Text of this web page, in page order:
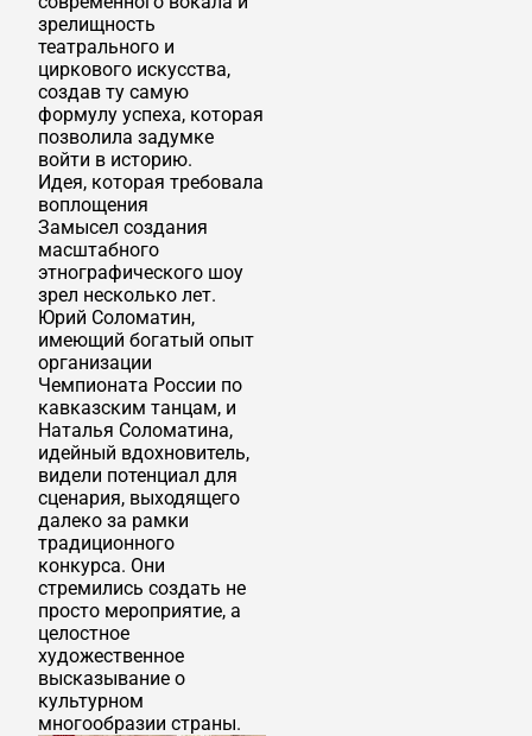
зрелищность
театрального и
циркового искусства,
создав ту самую
формулу успеха, которая
позволила задумке
войти в историю.
Идея, которая требовала
воплощения
Замысел создания
масштабного
этнографического шоу
зрел несколько лет.
Юрий Соломатин,
имеющий богатый опыт
организации
Чемпионата России по
кавказским танцам, и
Наталья Соломатина,
идейный вдохновитель,
видели потенциал для
сценария, выходящего
далеко за рамки
традиционного
конкурса. Они
стремились создать не
просто мероприятие, а
целостное
художественное
высказывание о
культурном
многообразии страны.